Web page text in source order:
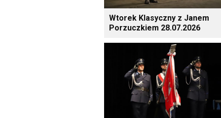
Wtorek Klasyczny z Janem
Porzuczkiem 28.07.2026